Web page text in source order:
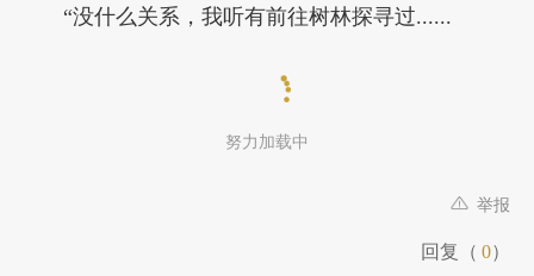
“没什么关系，我听有前往树林探寻过......
努力加载中
举报
回复（ 0）